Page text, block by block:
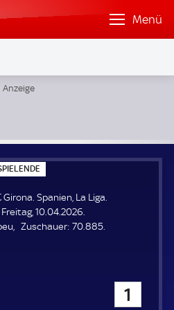
Menü
P
E
L
E
N
Girona. Spanien, La Liga.
10.04.2026.
Zuschauer: Z
70.885.
1